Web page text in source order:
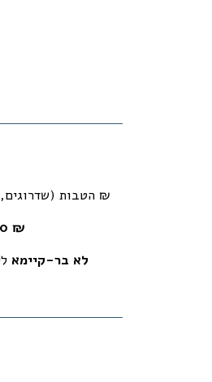
הטבות (שדרוגים, : 1,880,000 ₪
₪
לא בר-קיימא